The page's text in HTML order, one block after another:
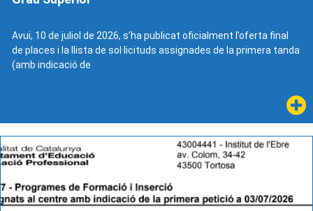
Avui, 10 de juliol de 2026, s’ha publicat oficialment l’oferta final
de places i la llista de sol·licituds assignades de la primera tanda
(amb indicació de